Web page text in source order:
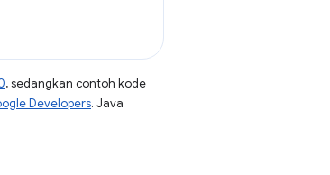
, sedangkan contoh kode
Developers. Java